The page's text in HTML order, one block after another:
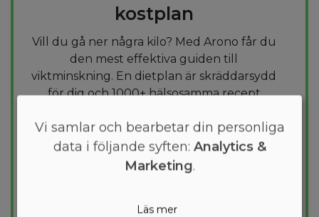
kostplan
Vill du gå ner några kilo? Med Arono får du
den mest effektiva guiden till
viktminskning. En dietplan är skräddarsydd
för dig och 1000+ hälsosamma recept
kalorimål varje dag.
PROVAGRATIS
Vi samlar och bearbetar din personliga
data i följande syften: Analytics &
Marketing.
Läs mer